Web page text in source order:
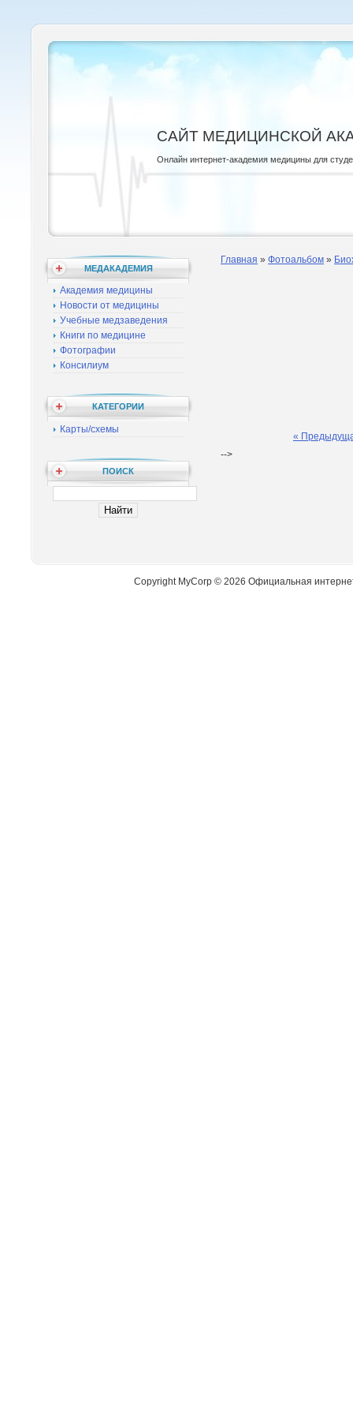
САЙТ МЕДИЦИНСКОЙ
Онлайн интернет-академия медицины для
МЕДАКАДЕМИЯ
Академия медицины
Новости от медицины
Учебные медзаведения
Книги по медицине
Фотографии
Консилиум
КАТЕГОРИИ
Карты/схемы
ПОИСК
Главная » Фотоальбом »
«
-->
Copyright MyCorp © 2026 Официальная